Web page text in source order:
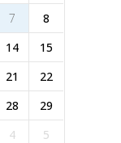
7
8
14
15
21
22
28
29
4 5